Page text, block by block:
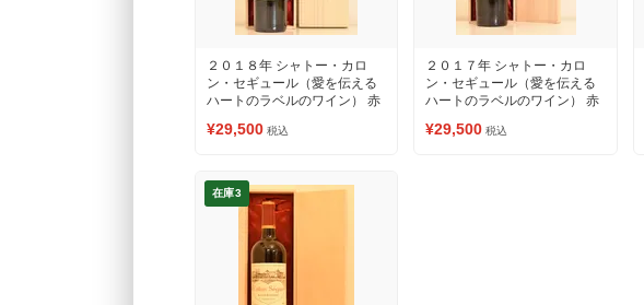
２０１８年 シャトー・カロ
ン・セギュール（愛を伝える
ハートのラベルのワイン） 赤
¥29,500 税込
２０１７年 シャトー・カロ
ン・セギュール（愛を伝える
ハートのラベルのワイン） 赤
¥29,500 税込
在庫3